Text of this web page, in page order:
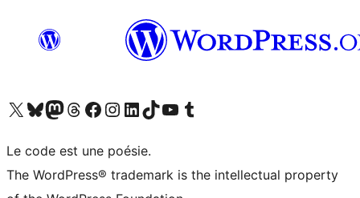
Visitez notre compte X (précédemment Twitter)
Visiter notre compte Bluesky
Visiter notre compte Mastodon
Visiter notre compte Threads
Consulter notre compte Facebook
Consulter notre compte Instagram
Consulter notre compte LinkedIn
Visiter notre compte TokTok
Visiter notre chaîne YouTube
Visiter notre compte Tumblr
Le code est une poésie.
The WordPress® trademark is the intellectual property